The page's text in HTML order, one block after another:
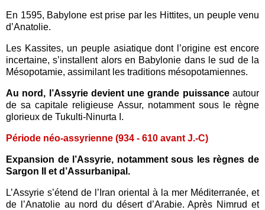
En 1595, Babylone est prise par les Hittites, un peuple venu
d’Anatolie.
Les Kassites, un peuple asiatique dont l’origine est encore
incertaine, s’installent alors en Babylonie dans le sud de la
Mésopotamie, assimilant les traditions mésopotamiennes.
Au nord, l’Assyrie devient une grande puissanceautour
de sa capitale religieuse Assur, notamment sous le règne
glorieux de Tukulti-Ninurta I.
Période néo-assyrienne (934 - 610 avant J.-C)
Expansion de l’Assyrie, notamment sous les règnes de
Sargon II et d’Assurbanipal.
L’Assyrie s’étend de l’Iran oriental à la mer Méditerranée, et
de l’Anatolie au nord du désert d’Arabie. Après Nimrud et